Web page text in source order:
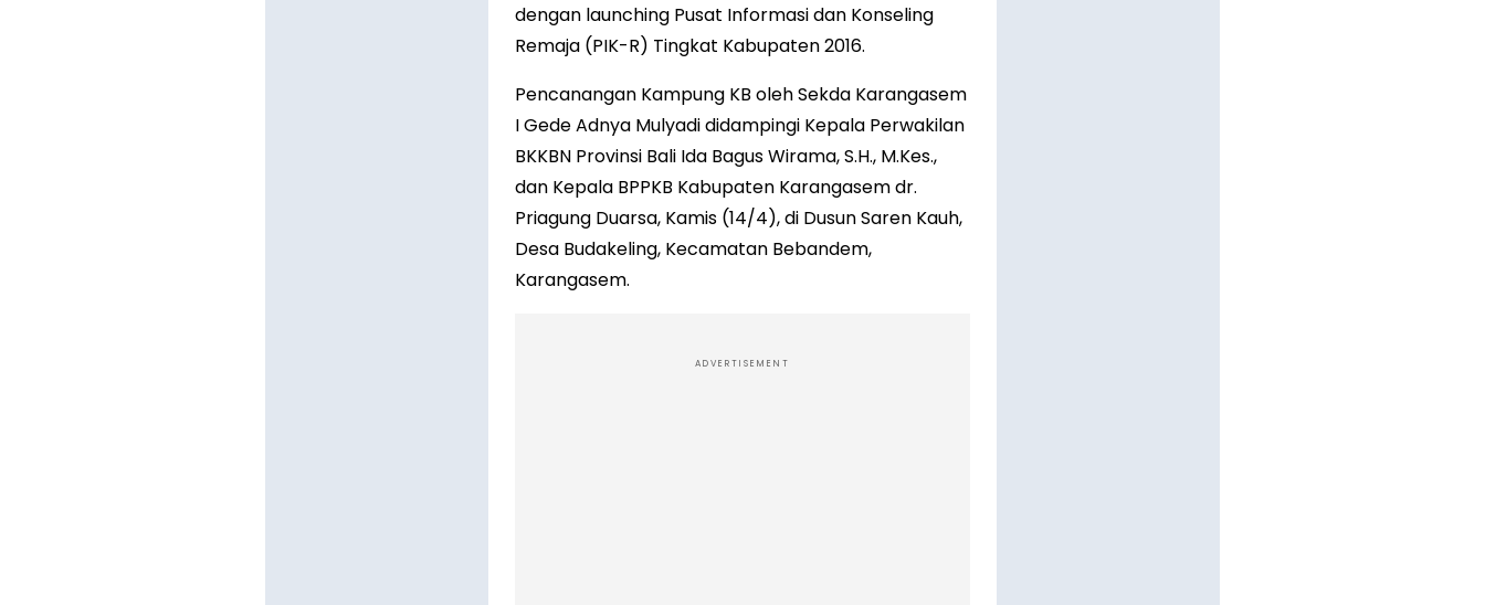
dengan launching Pusat Informasi dan Konseling
Remaja (PIK-R) Tingkat Kabupaten 2016.
Pencanangan Kampung KB oleh Sekda Karangasem
I Gede Adnya Mulyadi didampingi Kepala Perwakilan
BKKBN Provinsi Bali Ida Bagus Wirama, S.H., M.Kes.,
dan Kepala BPPKB Kabupaten Karangasem dr.
Priagung Duarsa, Kamis (14/4), di Dusun Saren Kauh,
Desa Budakeling, Kecamatan Bebandem,
Karangasem.
ADVERTISEMENT